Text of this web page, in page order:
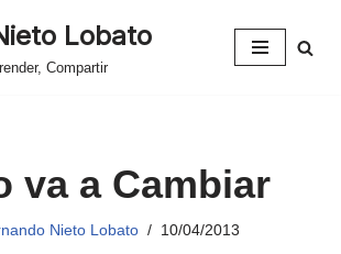
Lobato
Compartir
va a Cambiar
Nieto Lobato 10/04/2013